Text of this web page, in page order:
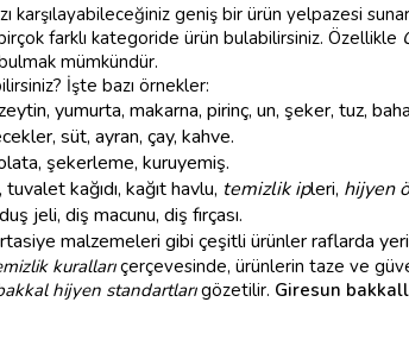
karşılayabileceğiniz geniş bir ürün yelpazesi
farklı kategoride ürün bulabilirsiniz. Özellikle
mümkündür.
İşte bazı örnekler:
yumurta, makarna, pirinç, un, şeker, tuz,
süt, ayran, çay, kahve.
şekerleme, kuruyemiş.
kağıdı, kağıt havlu, temizlik ipleri, hijyen
jeli, diş macunu, diş fırçası.
malzemeleri gibi çeşitli ürünler raflarda
kurallarıçerçevesinde, ürünlerin taze ve
hijyen standartlarıgözetilir. Giresun